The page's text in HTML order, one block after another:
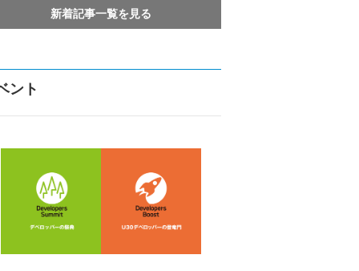
新着記事一覧を見る
ント